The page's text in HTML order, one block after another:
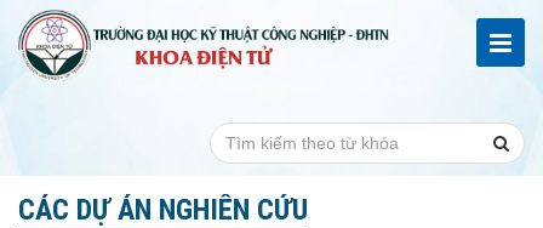
CÁC DỰ ÁN NGHIÊN CỨU